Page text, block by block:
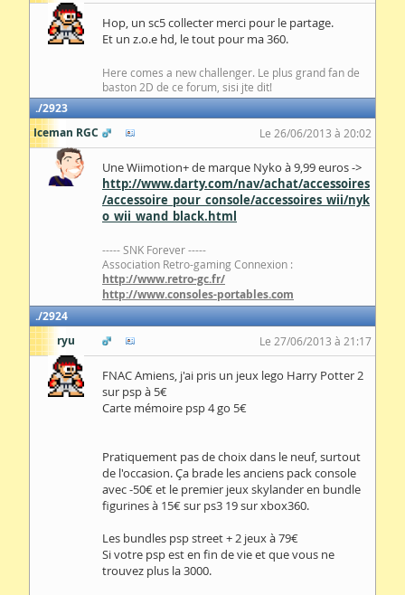
Hop, un sc5 collecter merci pour le partage.
Et un z.o.e hd, le tout pour ma 360.
Here comes a new challenger. Le plus grand fan de
baston 2D de ce forum, sisi jte dit!
2923
Iceman RGC
Le 26/06/2013 à 20:02
Une Wiimotion+ de marque Nyko à 9,99 euros ->
http://www.darty.com/nav/achat/accessoires
/accessoire_pour_console/accessoires_wii/nyk
o_wii_wand_black.html
----- SNK Forever -----
Association Retro-gaming Connexion :
http://www.retro-gc.fr/
http://www.consoles-portables.com
2924
ryu
Le 27/06/2013 à 21:17
FNAC Amiens, j'ai pris un jeux lego Harry Potter 2
sur psp à 5€
Carte mémoire psp 4 go 5€
Pratiquement pas de choix dans le neuf, surtout
de l'occasion. Ça brade les anciens pack console
avec -50€ et le premier jeux skylander en bundle
figurines à 15€ sur ps3 19 sur xbox360.
Les bundles psp street + 2 jeux à 79€
Si votre psp est en fin de vie et que vous ne
trouvez plus la 3000.